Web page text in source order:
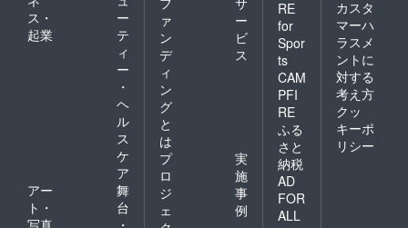
ス・
起業
ー
テ
ィ
ー
・
ヘ
ル
ス
ケ
ア
アー
ト・
舞
台
ァ
ン
デ
ィ
ン
グ
と
は
ー
ビ
ス
プ
ロ
ジ
ェ
実
施
事
例
RE
for
Spor
ts
CAM
PFI
RE
ふる
さと
納税
AD
FOR
ALL
カスタ
マーハ
ラスメ
ントに
対する
考え方
クッ
キーポ
リシー